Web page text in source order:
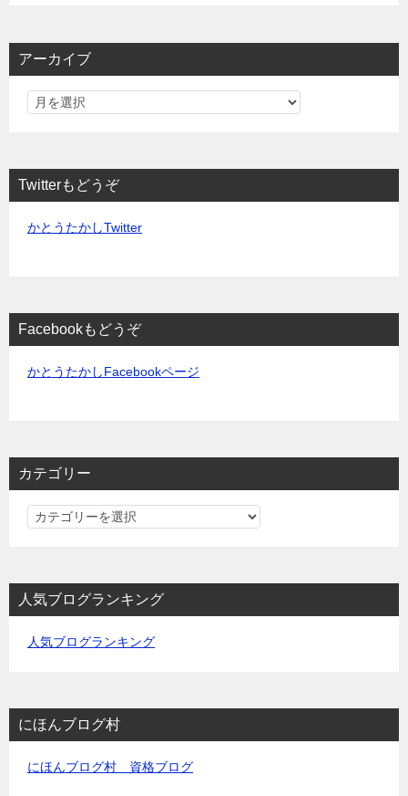
アーカイブ
Twitterもどうぞ
かとうたかしTwitter
Facebookもどうぞ
かとうたかしFacebookページ
カテゴリー
カ
リ
ー
人気ブログランキング
人気ブログランキング
にほんブログ村
にほんブログ村 資格ブログ